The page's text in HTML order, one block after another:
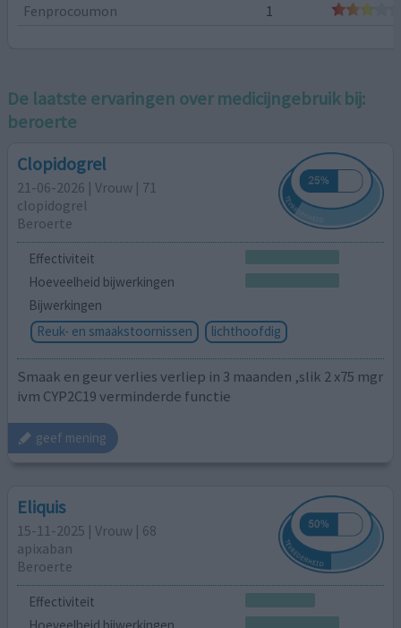
Fenprocoumon
1
De laatste ervaringen over medicijngebruik bij:
beroerte
Clopidogrel
21-06-2026 | Vrouw | 71
clopidogrel
Beroerte
Effectiviteit
Hoeveelheid bijwerkingen
Bijwerkingen
Reuk- en smaakstoornissen
lichthoofdig
Smaak en geur verlies verliep in 3 maanden ,slik 2 x75 mgr
ivm CYP2C19 verminderde functie
geef mening
Eliquis
15-11-2025 | Vrouw | 68
apixaban
Beroerte
Effectiviteit